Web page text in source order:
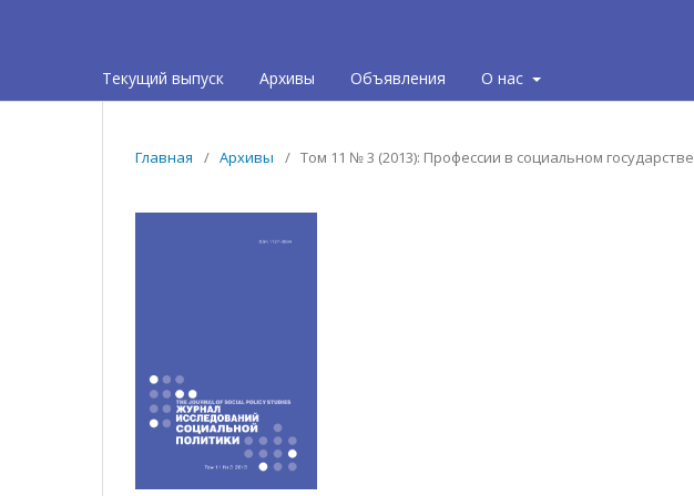
Текущий выпуск Архивы Объявления О нас
Главная / Архивы / Том 11 № 3 (2013): Профессии в социальном государстве